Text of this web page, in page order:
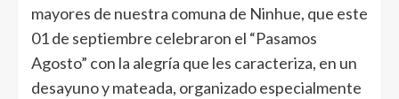
mayores de nuestra comuna de Ninhue, que este
01 de septiembre celebraron el “Pasamos
Agosto” con la alegría que les caracteriza, en un
desayuno y mateada, organizado especialmente